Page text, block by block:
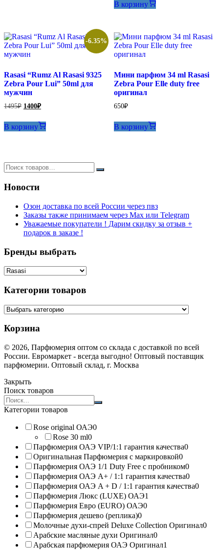
В корзину
-6.35%
Rasasi “Rumz Al Rasasi 9325
Zebra Pour Lui” 50ml для
мужчин
1495₽ Первоначальная
1495₽.
1400₽Текущая
1400₽.
В корзину
Мини парфюм 34 ml Rasasi
Zebra Pour Elle duty free
оригинал
650₽
В корзину
Новости
Озон доставка по всей России через пвз
Заказы также принимаем через Max или Telegram
Уважаемые покупатели ! Дарим скидку за отзыв +
подарок в заказе !
Бренды выбрать
Категории товаров
Корзина
© 2026, Парфюмерия оптом со склада с доставкой по всей
России. Евромаркет - всегда выгодно! Оптовый поставщик
парфюмерии. Оптовый склад, г. Москва
Закрыть
Поиск товаров
Search
products:
Категории товаров
Rose original ОАЭ0
Rose 30 ml0
Парфюмерия ОАЭ VIP/1:1 гарантия качества0
Оригинальная Парфюмерия с маркировкой0
Парфюмерия ОАЭ 1/1 Duty Free с пробником0
Парфюмерия ОАЭ A+ / 1:1 гарантия качества0
Парфюмерия ОАЭ A + D / 1:1 гарантия качества0
Парфюмерия Люкс (LUXE) ОАЭ1
Парфюмерия Евро (EURO) ОАЭ0
Парфюмерия дешево (реплика)0
Молочные духи-спрей Deluxe Collection Оригинал0
Арабские масляные духи Оригинал0
Арабская парфюмерия ОАЭ Оригинал1